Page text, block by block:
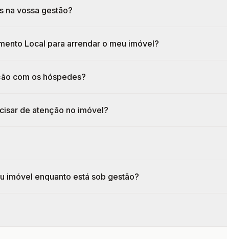
na vossa gestão?
Local para arrendar o meu imóvel?
com os hóspedes?
de atenção no imóvel?
imóvel enquanto está sob gestão?